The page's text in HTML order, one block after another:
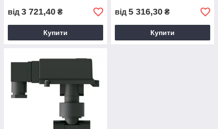
від 3 721,40 ₴
Купити
від 5 316,30 ₴
Купити